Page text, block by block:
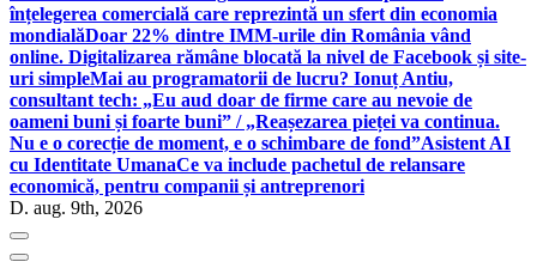
înțelegerea comercială care reprezintă un sfert din economia
mondialăDoar 22% dintre IMM-urile din România vând
online. Digitalizarea rămâne blocată la nivel de Facebook și site-
uri simpleMai au programatorii de lucru? Ionuț Antiu,
consultant tech: „Eu aud doar de firme care au nevoie de
oameni buni și foarte buni” / „Reașezarea pieței va continua.
Nu e o corecție de moment, e o schimbare de fond”Asistent AI
cu Identitate UmanaCe va include pachetul de relansare
economică, pentru companii și antreprenori
D. aug. 9th, 2026